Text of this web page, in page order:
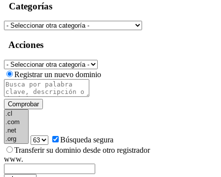
Categorías
Acciones
Registrar un nuevo dominio
Comprobar
Búsqueda segura
Transferir su dominio desde otro registrador
www.